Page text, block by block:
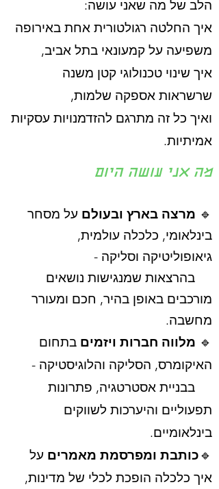
הלב של מה שאני עושה:
איך החלטה רגולטורית אחת באירופה
משפיעה על קמעונאי בתל אביב,
איך שינוי טכנולוגי קטן משנה
שרשראות אספקה שלמות,
ואיך כל זה מתרגם להזדמנויות עסקיות
אמיתיות.
מה אני עושה היום
🔹 מרצה בארץ ובעולם על מסחר
בינלאומי, כלכלה עולמית,
גיאופוליטיקה וסליקה -
בהרצאות שמנגישות נושאים
מורכבים באופן בהיר, חכם ומעורר
מחשבה.
🔹 מלווה חברות ויזמים בתחום
האיקומרס, הסליקה והלוגיסטיקה -
בבניית אסטרטגיה, פתרונות
תפעוליים והיערכות לשווקים
בינלאומיים.
🔹כותבת ומפרסמת מאמרים על
איך כלכלה הופכת לכלי של מדינות,